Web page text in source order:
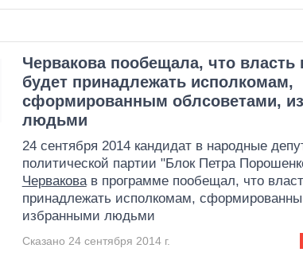
Червакова пообещала, что власть
будет принадлежать исполкомам,
сформированным облсоветами,
людьми
24 сентября 2014 кандидат в народные
политической партии "Блок Петра
Черваковав программе пообещал, что
принадлежать исполкомам,
избранными людьми
Сказано 24 сентября 2014 г.